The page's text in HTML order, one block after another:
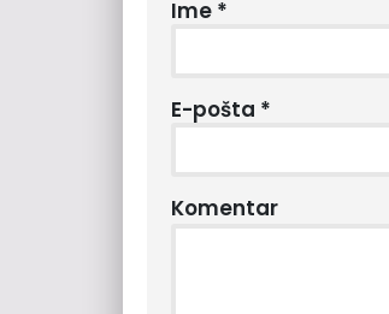
Ime *
E-pošta *
Komentar